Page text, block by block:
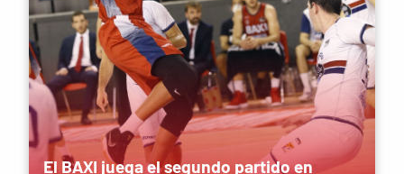
El BAXI juega el segundo partido en